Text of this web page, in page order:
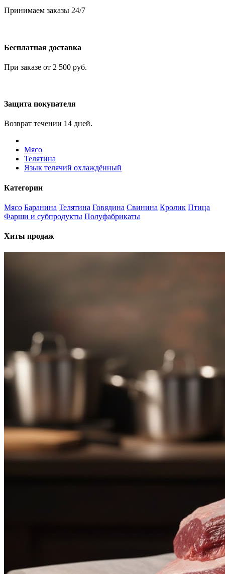
Принимаем заказы 24/7
Бесплатная доставка
При заказе от 2 500 руб.
Защита покупателя
Возврат течении 14 дней.
Мясо
Телятина
Язык телячий охлаждённый
Категории
Мясо Баранина Телятина Говядина Свинина Кролик Птица
Фарши и субпродукты Полуфабрикаты
Хиты продаж